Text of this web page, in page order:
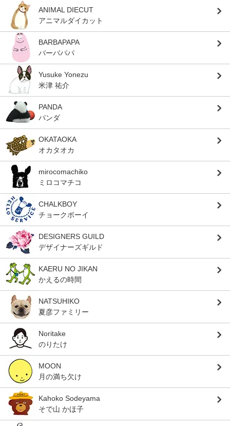
ANIMAL DIECUT
アニマルダイカット
BARBAPAPA
バーバパパ
Yusuke Yonezu
米津 祐介
PANDA
パンダ
OKATAOKA
オカタオカ
mirocomachiko
ミロコマチコ
CHALKBOY
チョークボーイ
DESIGNERS GUILD
デザイナーズギルド
KAERU NO JIKAN
かえるの時間
NATSUHIKO
夏彦ファミリー
Noritake
のりたけ
MOON
月の満ち欠け
Kahoko Sodeyama
そで山 かほ子